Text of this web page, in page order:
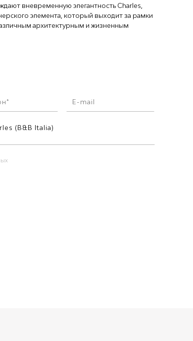
вневременную элегантность Charles,
элемента, который выходит за рамки
архитектурным и жизненным